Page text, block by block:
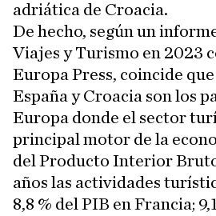
adriática de Croacia.
De hecho, según un
Viajes y Turismo en 2023
Europa Press, coincide
España y Croacia son los
Europa donde el sector
principal motor de la
del Producto Interior
años las actividades
8,8 % del PIB en Francia;